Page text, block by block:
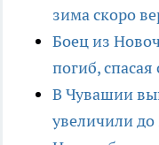
зима скоро
Боец из
погиб,
В Чувашии
увеличили